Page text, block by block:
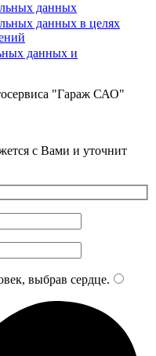
данных
данных в целях
данных и
с Вами и уточнит
выбрав сердце.